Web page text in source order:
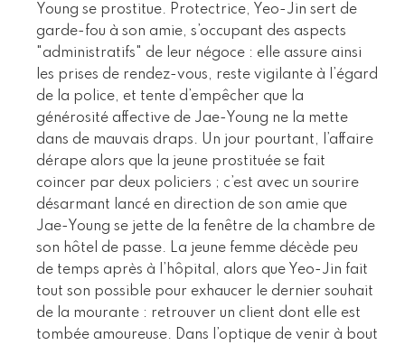
Young se prostitue. Protectrice, Yeo-Jin sert de
garde-fou à son amie, s’occupant des aspects
"administratifs" de leur négoce : elle assure ainsi
les prises de rendez-vous, reste vigilante à l’égard
de la police, et tente d’empêcher que la
générosité affective de Jae-Young ne la mette
dans de mauvais draps. Un jour pourtant, l’affaire
dérape alors que la jeune prostituée se fait
coincer par deux policiers ; c’est avec un sourire
désarmant lancé en direction de son amie que
Jae-Young se jette de la fenêtre de la chambre de
son hôtel de passe. La jeune femme décède peu
de temps après à l’hôpital, alors que Yeo-Jin fait
tout son possible pour exhaucer le dernier souhait
de la mourante : retrouver un client dont elle est
tombée amoureuse. Dans l’optique de venir à bout